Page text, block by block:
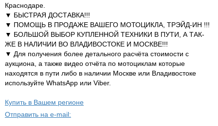
Краснодаре.
▼ БЫСТРАЯ ДОСТАВКА!!!
▼ ПОМОЩЬ В ПРОДАЖЕ ВАШЕГО МОТОЦИКЛА, ТРЭЙД-ИН !!!
▼ БОЛЬШОЙ ВЫБОР КУПЛЕННОЙ ТЕХНИКИ В ПУТИ, А ТАК-
ЖЕ В НАЛИЧИИ ВО ВЛАДИВОСТОКЕ И МОСКВЕ!!!
▼ Для получения более детального расчёта стоимости с
аукциона, а также видео отчёта по мотоциклам которые
находятся в пути либо в наличии Москве или Владивостоке
используйте WhatsApp или Viber.
Купить в Вашем регионе
Отправить на e-mail: